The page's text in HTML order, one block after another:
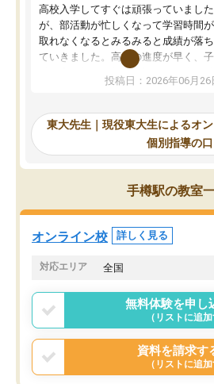
高校入学してすぐは頑張っていました
が、部活動が忙しくなって学習時間が
取れなくなるとみるみると成績が落ち
ていきました。高校の進度が早く、子
供も家に帰って勉強の話すると嫌な反
応を示します。東大先生にお願いして
れるので、親としても安心です。毎日
使える自習室とかもあり、わからない
ところがあれば先生が回答してくれる
のも重宝しています。
投稿日：2026年06月26
東大先生｜現役東大生によるオ
個別指導の
手樽駅の教室
オンライン校 詳しく見る
対応エリア 全国
無料体験を申し
（リストに追加
資料を請求す
（リストに追加